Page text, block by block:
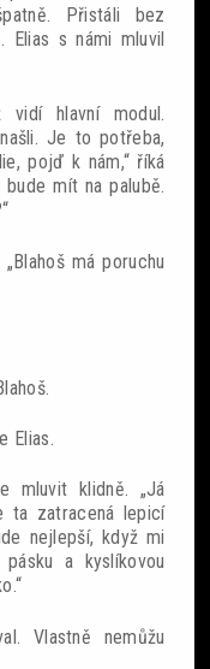
Přistáli bez
Elias s námi mluvil
vidí hlavní modul.
Je to potřeba,
pojď k nám,“ říká
mít na palubě.
má poruchu
Elias.
mluvit klidně. „Já
ta zatracená lepicí
nejlepší, když mi
a kyslíkovou
Vlastně nemůžu